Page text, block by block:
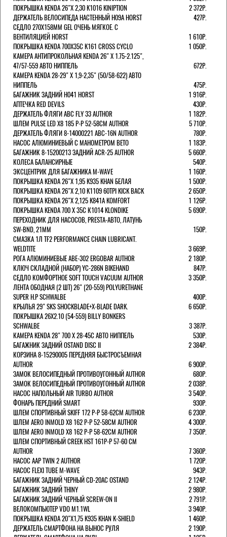
ПОКРЫШКА KENDA 26"Х 2,30 K1016 KINIPTION
2 372Р.
ДЕРЖАТЕЛЬ ВЕЛОСИПЕДА НАСТЕННЫЙ H09A HORST
427Р.
СЕДЛО 270Х158ММ GEL ОЧЕНЬ МЯГКОЕ. С
ВЕНТИЛЯЦИЕЙ HORST
1 610Р.
ПОКРЫШКА KENDA 700Х35С K161 CROSS CYCLO
1 050Р.
КАМЕРА АНТИПРОКОЛЬНАЯ KENDA 26" Х 1.75-2.125",
47/57-559 АВТО НИППЕЛЬ
672Р.
КАМЕРА KENDA 28-29" Х 1,9-2,35" (50/58-622) АВТО
НИППЕЛЬ
475Р.
БАГАЖНИК ЗАДНИЙ H041 HORST
1 916Р.
АПТЕЧКА RED DEVILS
430Р.
ДЕРЖАТЕЛЬ ФЛЯГИ АВС FLY 33 AUTHOR
1 182Р.
ШЛЕМ PULSE LED X8 185 Р-Р 52-58СМ AUTHOR
5 710Р.
ДЕРЖАТЕЛЬ ФЛЯГИ 8-14000221 ABC-16N AUTHOR
780Р.
НАСОС АЛЮМИНИЕВЫЙ С МАНОМЕТРОМ BETO
1 183Р.
БАГАЖНИК 8-15200213 ЗАДНИЙ ACR-25 AUTHOR
5 660Р.
КОЛЕСА БАЛАНСИРНЫЕ
540Р.
ЭКСЦЕНТРИК ДЛЯ БАГАЖНИКА M-WAVE
1 160Р.
ПОКРЫШКА KENDA 26"Х 1,95 K935 KHAN БЕЛАЯ
1 500Р.
ПОКРЫШКА KENDA 26"Х 2,10 K1109 60TPI KICK BACK
2 650Р.
ПОКРЫШКА KENDA 26"Х 2,125 K841A KOMFORT
1 126Р.
ПОКРЫШКА KENDA 700 Х 35С К1014 KLONDIKE
5 690Р.
ПЕРЕХОДНИК ДЛЯ НАСОСОВ, PRESTA-АВТО, ЛАТУНЬ
SW-BND, 21ММ
150Р.
СМАЗКА 1Л TF2 PERFORMANCE CHAIN LUBRICANT.
WELDTITE
3 669Р.
РОГА АЛЮМИНИЕВЫЕ ABE-302 ERGOBAR AUTHOR
2 180Р.
КЛЮЧ СКЛАДНОЙ (НАБОР) YC-286N BIKEHAND
847Р.
СЕДЛО КОМФОРТНОЕ SOFT TOUCH VACUUM AUTHOR
3 350Р.
ЛЕНТА ОБОДНАЯ (2 ШТ) 26" (20-559) POLYURETHANE
SUPER H.P SCHWALBE
400Р.
КРЫЛЬЯ 29" SKS SHOCKBLADE+X-BLADE DARK.
6 650Р.
ПОКРЫШКА 26X2.10 (54-559) BILLY BONKERS
SCHWALBE
3 387Р.
КАМЕРА KENDA 28" 700 Х 28-45С АВТО НИППЕЛЬ
530Р.
БАГАЖНИК ЗАДНИЙ OSTAND DISC II
2 384Р.
КОРЗИНА 8-15290005 ПЕРЕДНЯЯ БЫСТРОСЪЕМНАЯ
AUTHOR
6 900Р.
ЗАМОК ВЕЛОСИПЕДНЫЙ ПРОТИВОУГОННЫЙ AUTHOR
680Р.
ЗАМОК ВЕЛОСИПЕДНЫЙ ПРОТИВОУГОННЫЙ AUTHOR
2 038Р.
НАСОС НАПОЛЬНЫЙ AIR TURBO AUTHOR
3 540Р.
ФОНАРЬ ПЕРЕДНИЙ SMART
930Р.
ШЛЕМ СПОРТИВНЫЙ SKIFF 172 Р-Р 58-62СМ AUTHOR
6 230Р.
ШЛЕМ AERO INMOLD X8 162 Р-Р 52-58СМ AUTHOR
4 300Р.
ШЛЕМ AERO INMOLD X8 162 Р-Р 58-62СМ AUTHOR
7 350Р.
ШЛЕМ СПОРТИВНЫЙ CREEK HST 161Р-Р 57-60 СМ
AUTHOR
7 360Р.
НАСОС AAP TWIN 2 AUTHOR
1 720Р.
НАСОС FLEXI TUBE M-WAVE
943Р.
БАГАЖНИК ЗАДНИЙ ЧЕРНЫЙ СD-20AC OSTAND
2 124Р.
БАГАЖНИК ЗАДНИЙ THINY
2 980Р.
БАГАЖНИК ЗАДНИЙ ЧЕРНЫЙ SCREW-ON II
2 791Р.
ВЕЛОКОМПЬЮТЕР VDO M1.1WL
3 940Р.
ПОКРЫШКА KENDA 20"Х1,75 K935 KHAN K-SHIELD
1 460Р.
ДЕРЖАТЕЛЬ СМАРТФОНА НА ВЫНОС РУЛЯ
2 190Р.